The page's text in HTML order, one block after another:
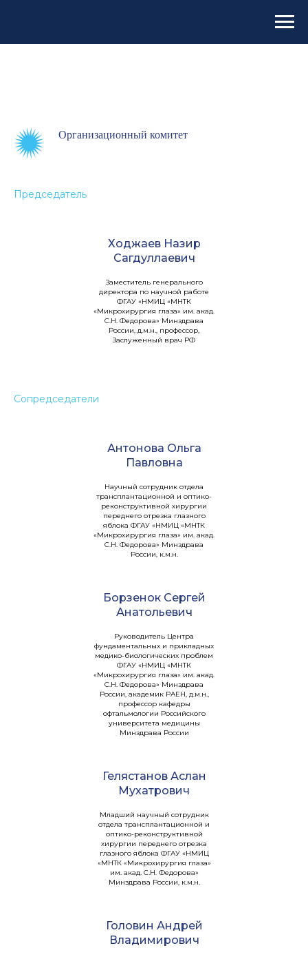
Организационный комитет
Председатель
Ходжаев Назир
Сагдуллаевич
Заместитель генерального
директора по научной работе
ФГАУ «НМИЦ «МНТК
«Микрохирургия глаза» им. акад.
С.Н. Федорова» Минздрава
России, д.м.н., профессор,
Заслуженный врач РФ
Сопредседатели
Антонова Ольга
Павловна
Научный сотрудник отдела
трансплантационной и оптико-
реконструктивной хирургии
переднего отрезка глазного
яблока ФГАУ «НМИЦ «МНТК
«Микрохирургия глаза» им. акад.
С.Н. Федорова» Минздрава
России, к.м.н.
Борзенок Сергей
Анатольевич
Руководитель Центра
фундаментальных и прикладных
медико-биологических проблем
ФГАУ «НМИЦ «МНТК
«Микрохирургия глаза» им. акад.
С.Н. Федорова» Минздрава
России, академик РАЕН, д.м.н.,
профессор кафедры
офтальмологии Российского
университета медицины
Минздрава России
Гелястанов Аслан
Мухатрович
Младший научный сотрудник
отдела трансплантационной и
оптико-реконструктивной
хирургии переднего отрезка
глазного яблока ФГАУ «НМИЦ
«МНТК «Микрохирургия глаза»
им. акад. С.Н. Федорова»
Минздрава России, к.м.н.
Головин Андрей
Владимирович